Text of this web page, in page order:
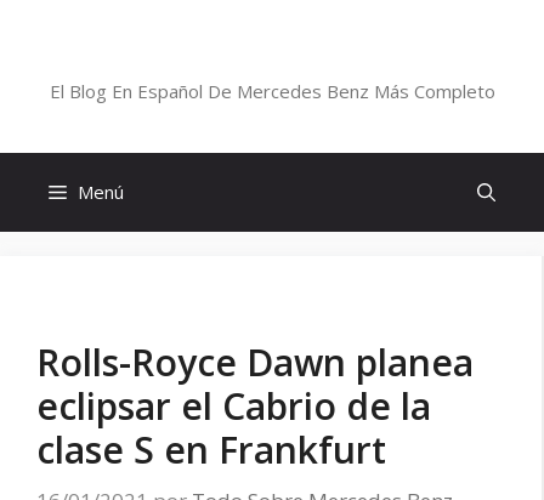
El Blog En Español De Mercedes Benz Más Completo
Menú
Rolls-Royce Dawn planea
eclipsar el Cabrio de la
clase S en Frankfurt